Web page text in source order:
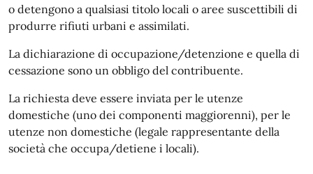
o detengono a qualsiasi titolo locali o aree suscettibili di
produrre rifiuti urbani e assimilati.
La dichiarazione di occupazione/detenzione e quella di
cessazione sono un obbligo del contribuente.
La richiesta deve essere inviata per le utenze
domestiche (uno dei componenti maggiorenni), per le
utenze non domestiche (legale rappresentante della
società che occupa/detiene i locali).